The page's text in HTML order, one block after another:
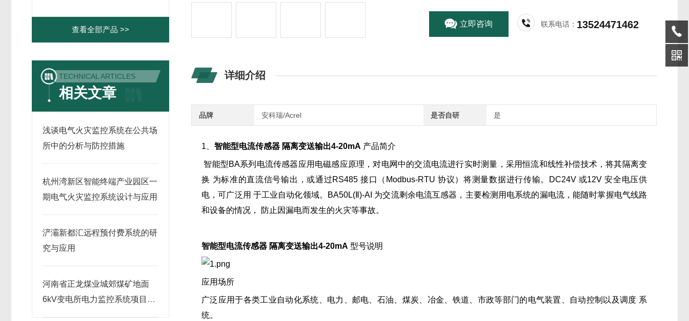
立即咨询 联系电话： 13524471462
详细介绍
品牌 安科瑞/Acrel 是否自研 是
1、智能型电流传感器 隔离变送输出4-20mA 产品简介
智能型BA系列电流传感器应用电磁感应原理，对电网中的交流电流进行实时测量，采用恒流和线性补偿技术，将其隔离变
换 为标准的直流信号输出，或通过RS485 接口（Modbus-RTU 协议）将测量数据进行传输。DC24V 或12V 安全电压供
电，可广泛用 于工业自动化领域。BA50L(Ⅱ)-AI 为交流剩余电流互感器，主要检测用电系统的漏电流，能随时掌握电气线路
和设备的情况， 防止因漏电而发生的火灾等事故。
智能型电流传感器 隔离变送输出4-20mA 型号说明
应用场所
广泛应用于各类工业自动化系统、电力、邮电、石油、煤炭、冶金、铁道、市政等部门的电气装置、自动控制以及调度 系
统。
查看全部产品 >>
TECHNICAL ARTICLES
相关文章
浅谈电气火灾监控系统在公共场
所中的分析与防控措施
杭州湾新区智能终端产业园区一
期电气火灾监控系统设计与应用
浐灞新都汇远程预付费系统的研
究与应用
河南省正龙煤业城郊煤矿地面
6kV变电所电力监控系统项目的